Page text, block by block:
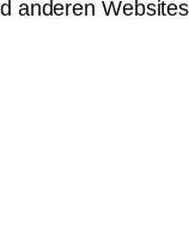
anderen